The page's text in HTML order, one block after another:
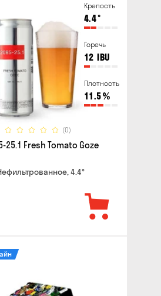
Крепость
4.4°
Горечь
12 IBU
Плотность
11.5%
(0)
25.1 Fresh Tomato Goze
4.4°